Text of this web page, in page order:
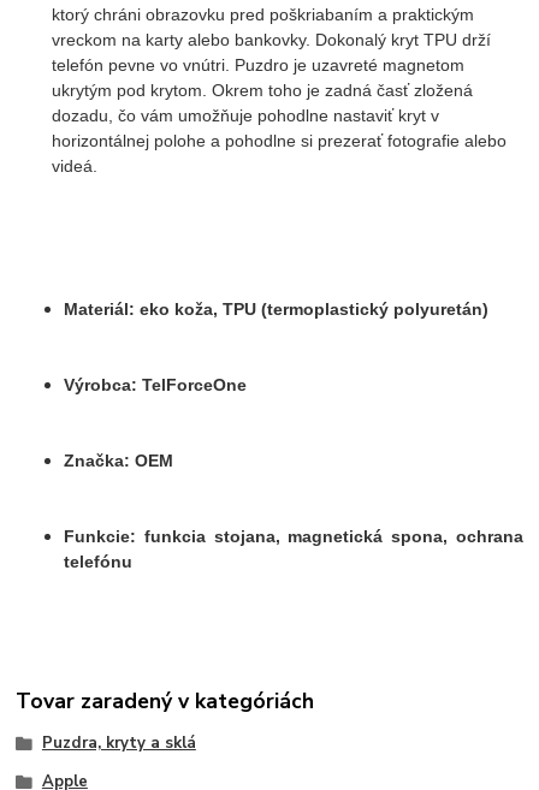
ktorý chráni obrazovku pred poškriabaním a praktickým
vreckom na karty alebo bankovky. Dokonalý kryt TPU drží
telefón pevne vo vnútri. Puzdro je uzavreté magnetom
ukrytým pod krytom. Okrem toho je zadná časť zložená
dozadu, čo vám umožňuje pohodlne nastaviť kryt v
horizontálnej polohe a pohodlne si prezerať fotografie alebo
videá.
Materiál: eko koža, TPU (termoplastický polyuretán)
Výrobca: TelForceOne
Značka: OEM
Funkcie: funkcia stojana, magnetická spona, ochrana
telefónu
Tovar zaradený v kategóriách
Puzdra, kryty a sklá
Apple